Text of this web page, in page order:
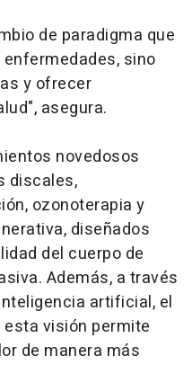
de paradigma que
sino
y ofrecer
asegura.
novedosos
discales,
ozonoterapia y
diseñados
del cuerpo de
Además, a través
artificial, el
visión permite
de manera más